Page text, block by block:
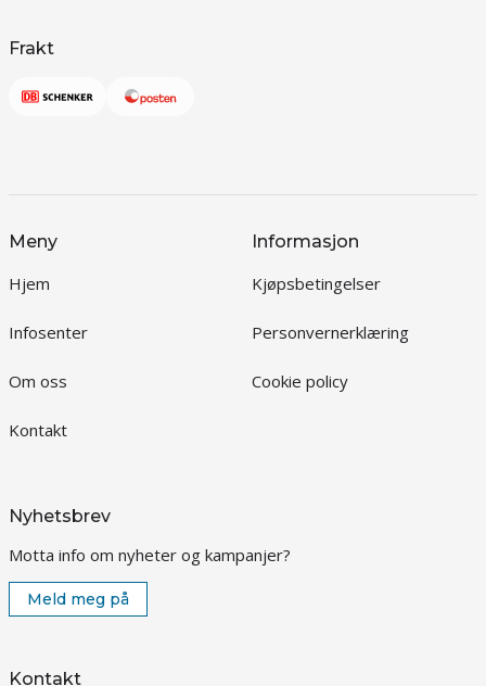
Frakt
Meny
Hjem
Infosenter
Om oss
Kontakt
Informasjon
Kjøpsbetingelser
Personvernerklæring
Cookie policy
Nyhetsbrev
Motta info om nyheter og kampanjer?
Meld meg på
Kontakt